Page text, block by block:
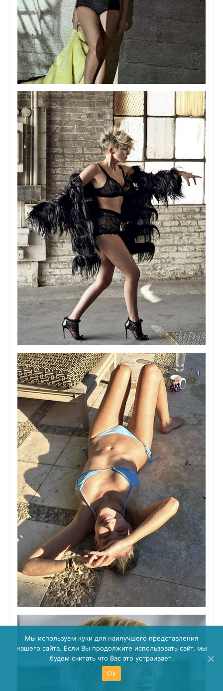
Мы используем куки для наилучшего представления
нашего сайта. Если Вы продолжите использовать сайт, мы
будем считать что Вас это устраивает.
Ok